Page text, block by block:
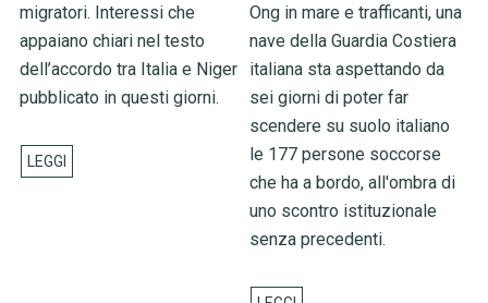
migratori. Interessi che
appaiano chiari nel testo
dell’accordo tra Italia e Niger
pubblicato in questi giorni.
Ong in mare e trafficanti, una
nave della Guardia Costiera
italiana sta aspettando da
sei giorni di poter far
scendere su suolo italiano
le 177 persone soccorse
che ha a bordo, all'ombra di
uno scontro istituzionale
senza precedenti.